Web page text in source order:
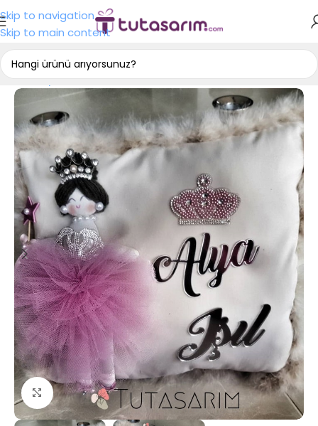
Skip to navigation
Skip to main content
Ana Sayfa Bebek Takı Yastığı
Click to enlarge